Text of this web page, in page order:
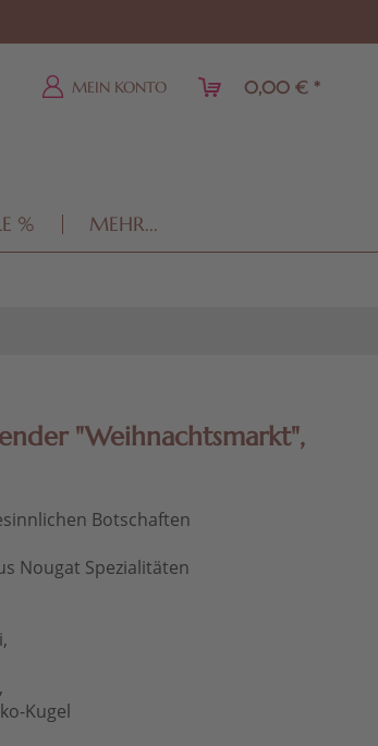
MEIN KONTO 0,00 € *
% MEHR...
"Weihnachtsmarkt",
Botschaften
Nougat Spezialitäten
Kugel